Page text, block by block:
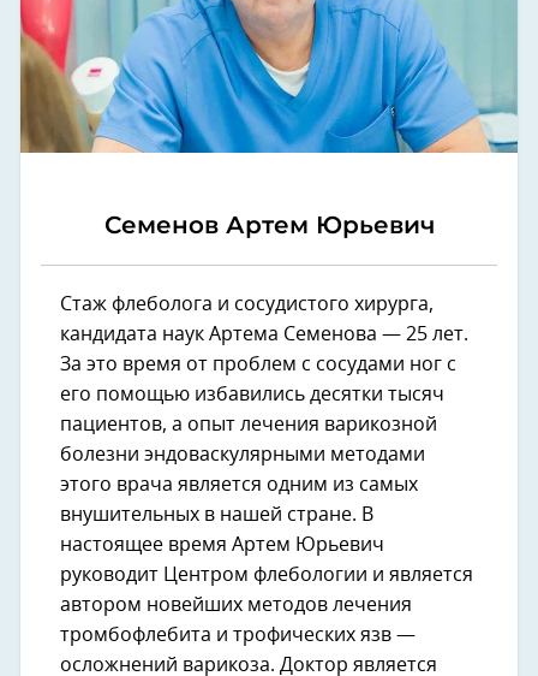
Семенов Артем Юрьевич
Стаж флеболога и сосудистого хирурга,
кандидата наук Артема Семенова — 25 лет.
За это время от проблем с сосудами ног с
его помощью избавились десятки тысяч
пациентов, а опыт лечения варикозной
болезни эндоваскулярными методами
этого врача является одним из самых
внушительных в нашей стране. В
настоящее время Артем Юрьевич
руководит Центром флебологии и является
автором новейших методов лечения
тромбофлебита и трофических язв —
осложнений варикоза. Доктор является